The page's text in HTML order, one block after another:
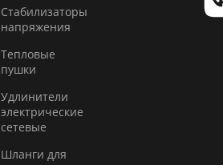
Стабилизаторы
напряжения
Тепловые
пушки
Удлинители
электрические
сетевые
Шланги для